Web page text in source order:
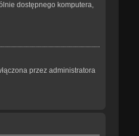
dostępnego komputera,
przez administratora